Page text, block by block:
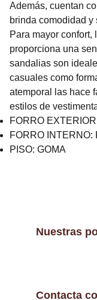
Además, cuentan
brinda comodidad
Para mayor
proporciona una
sandalias son
casuales como
atemporal las hace
estilos de
FORRO
FORRO INTERNO:
PISO: GOMA
Contacta
Nuestras